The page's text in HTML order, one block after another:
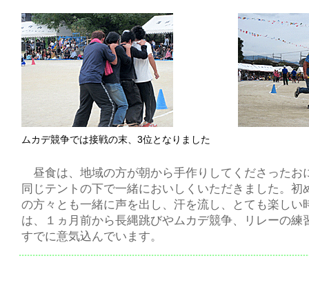
ムカデ競争では接戦の末、3位となりました
昼食は、地域の方が朝から手作りしてくださったお
同じテントの下で一緒においしくいただきました。初
の方々とも一緒に声を出し、汗を流し、とても楽しい
は、１ヵ月前から長縄跳びやムカデ競争、リレーの練
すでに意気込んでいます。